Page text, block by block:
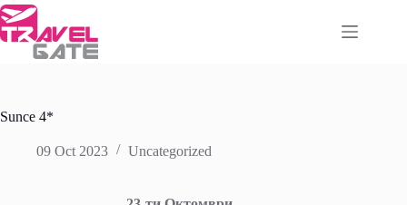
Skip
to
content
Sunce 4*
09 Oct 2023 Uncategorized